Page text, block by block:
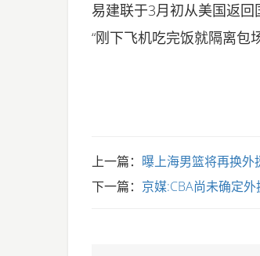
易建联于3月初从美国返回
“刚下飞机吃完饭就隔离包
上一篇： 曝上海男篮将再换
下一篇： 京媒:CBA尚未确定